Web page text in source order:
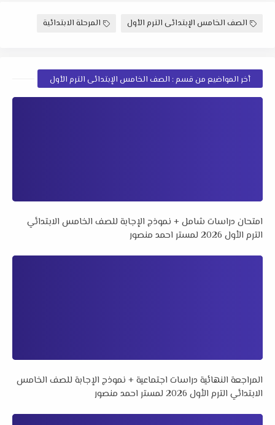
الصف الخامس الإبتدائى الترم الأول المرحلة الابتدائية
أخر المواضيع من قسم : الصف الخامس الإبتدائى الترم الأول
امتحان دراسات شامل + نموذج الإجابة للصف الخامس الابتدائي
الترم الأول 2026 لمستر احمد منصور
المراجعة النهائية دراسات اجتماعية + نموذج الإجابة للصف الخامس
الابتدائي الترم الأول 2026 لمستر احمد منصور